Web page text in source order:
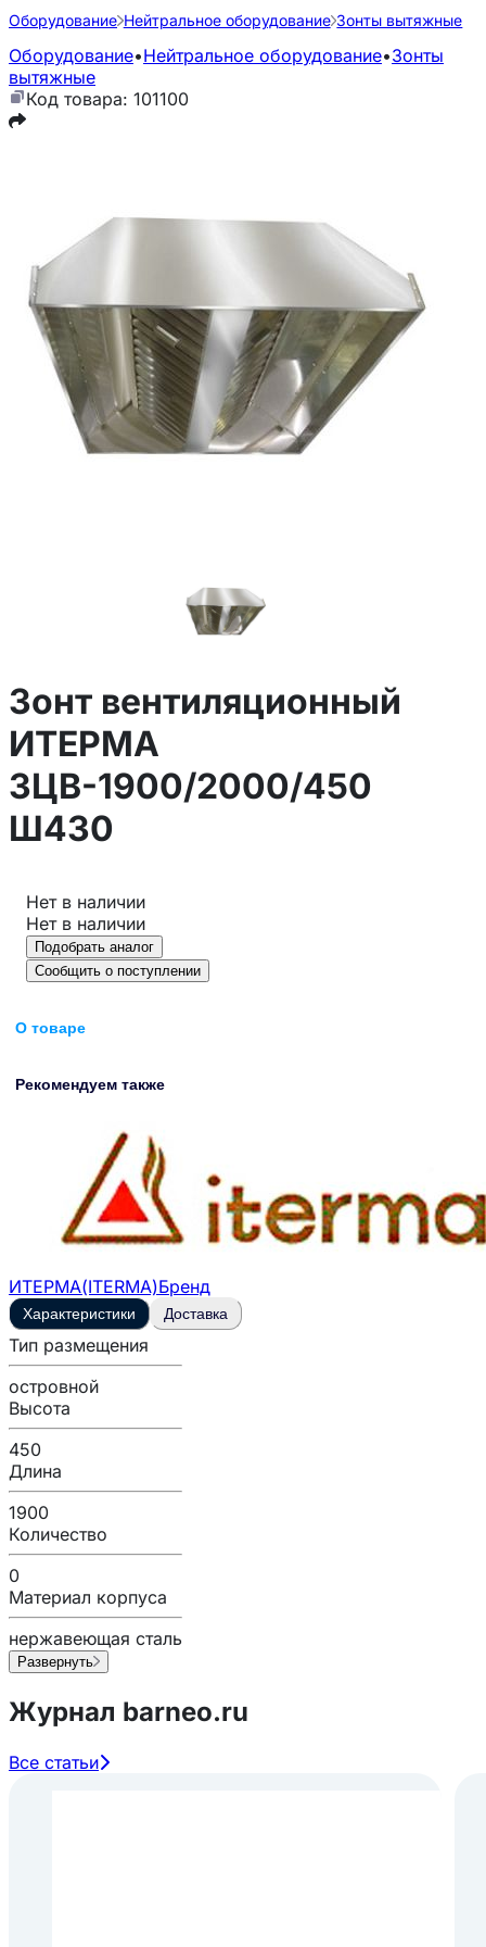
Оборудование Нейтральное оборудование Зонты вытяжные
Оборудование•Нейтральное оборудование•Зонты
вытяжные
Код товара: 101100
Зонт вентиляционный
ИТЕРМА
ЗЦВ-1900/2000/450
Ш430
Нет в наличии
Нет в наличии
Подобрать аналог
Сообщить о поступлении
О товаре
Рекомендуем также
ИТЕРМА(ITERMA)Бренд
Характеристики Доставка
Тип размещения
островной
Высота
450
Длина
1900
Количество
0
Материал корпуса
нержавеющая сталь
Развернуть
Журнал barneo.ru
Все статьи